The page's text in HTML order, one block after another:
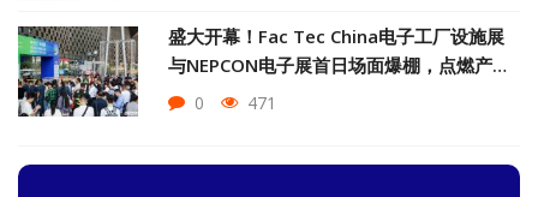
盛大开幕！Fac Tec China电子工厂设施展
与NEPCON电子展首日场面爆棚，点燃产业
升级新动能
0 471